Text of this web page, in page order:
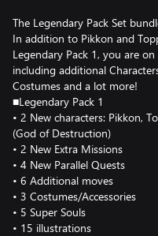
The Legendary Pack Set
In addition to Pikkon and
Legendary Pack 1, you are
including additional
Costumes and a lot more!
■Legendary Pack 1
• 2 New characters: Pikkon,
(God of Destruction)
• 2 New Extra Missions
• 4 New Parallel Quests
• 6 Additional moves
• 3 Costumes/Accessories
• 5 Super Souls
• 15 illustrations